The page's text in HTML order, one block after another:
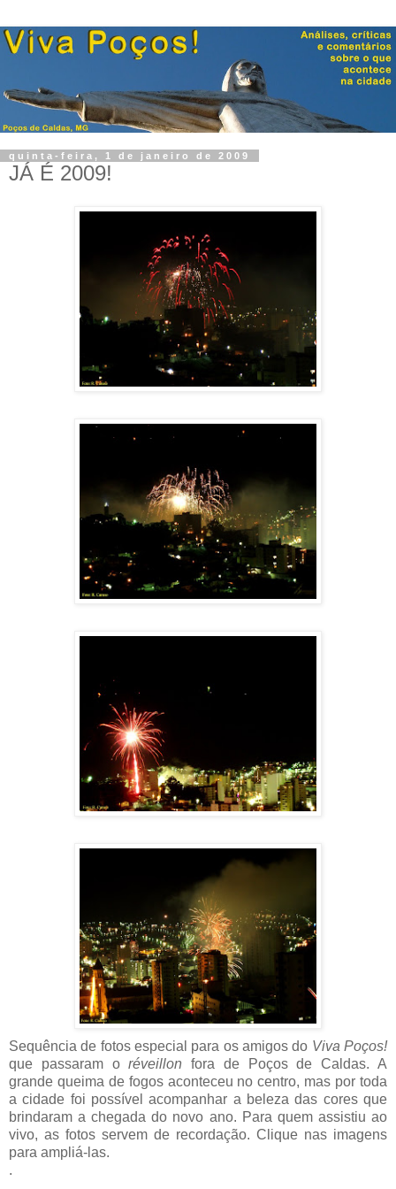
quinta-feira, 1 de janeiro de 2009
JÁ É 2009!
Sequência de fotos especial para os amigos do Viva Poços!
que passaram oréveillon fora de Poços de Caldas. A
grande queima de fogos aconteceu no centro, mas por toda
a cidade foi possível acompanhar a beleza das cores que
brindaram a chegada do novo ano. Para quem assistiu ao
vivo, as fotos servem de recordação. Clique nas imagens
para ampliá-las.
.